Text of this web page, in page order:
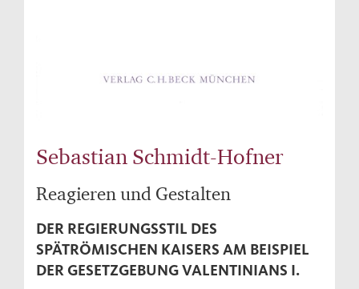
Sebastian Schmidt-Hofner
Reagieren und Gestalten
DER REGIERUNGSSTIL DES
SPÄTRÖMISCHEN KAISERS AM BEISPIEL
DER GESETZGEBUNG VALENTINIANS I.